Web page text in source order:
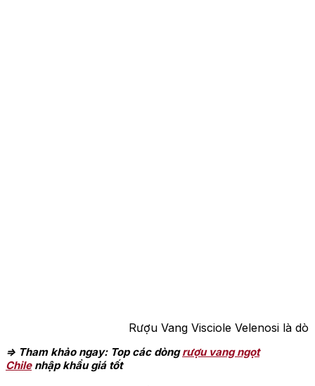
Rượu Vang Visciole Velenosi là
=> Tham khảo ngay: Top các dòngrượu vang ngọt
Chilenhập khẩu giá tốt